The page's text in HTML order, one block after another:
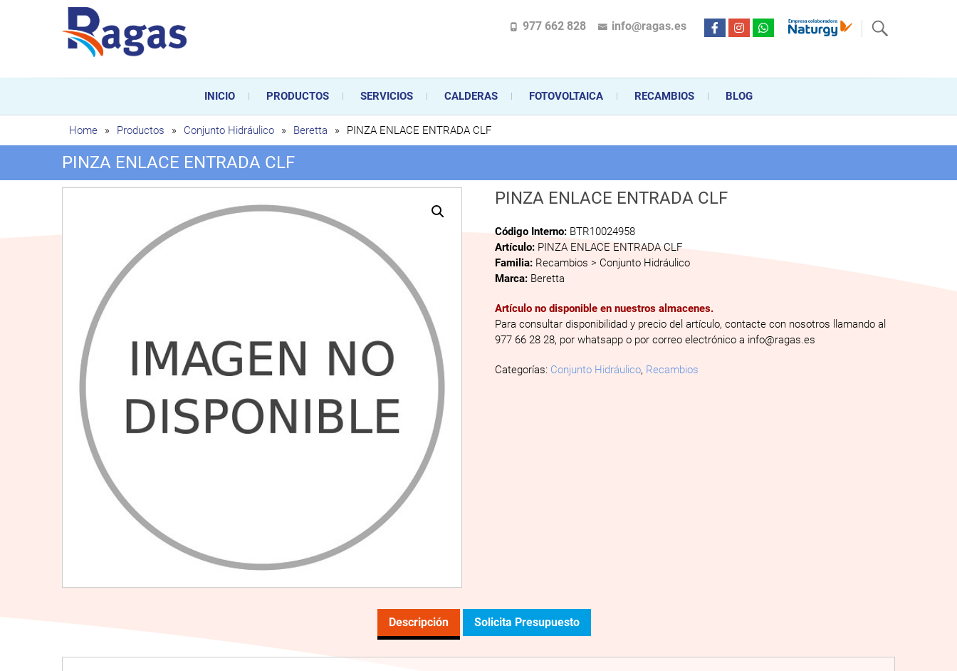
Ragas
Ragas S.L es una empresa especializada en la instalación, comercialización y mantenimiento de gas y electricidad desde hace más de 20 años . Acompañamos al cliente
durante toda la vida útil de sus aparatos de gas, climatización o electrodomésticos, desde el asesoramiento personalizado en la venta, montaje y reparación, hasta la
977 662 828 info@ragas.es
INICIO PRODUCTOS SERVICIOS CALDERAS FOTOVOLTAICA RECAMBIOS BLOG
Home » Productos » Conjunto Hidráulico » Beretta » PINZA ENLACE ENTRADA CLF
PINZA ENLACE ENTRADA CLF
PINZA ENLACE ENTRADA CLF
Código Interno: BTR10024958
Artículo: PINZA ENLACE ENTRADA CLF
Familia: Recambios > Conjunto Hidráulico
Marca: Beretta
Artículo no disponible en nuestros almacenes.
Para consultar disponibilidad y precio del artículo, contacte con nosotros llamando al
977 66 28 28, por whatsapp o por correo electrónico a info@ragas.es
Categorías: Conjunto Hidráulico, Recambios
Descripción Solicita Presupuesto